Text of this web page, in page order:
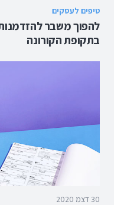
טיפים לעסקים
להפוך משבר
בתקופת הקורונה
30 דצמ 2020